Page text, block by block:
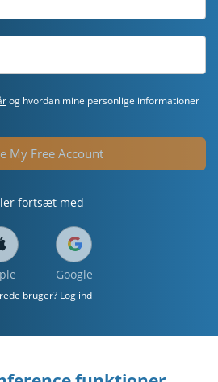
og hvordan mine personlige informationer
My Free Account
fortsæt med
Google
bruger? Log ind